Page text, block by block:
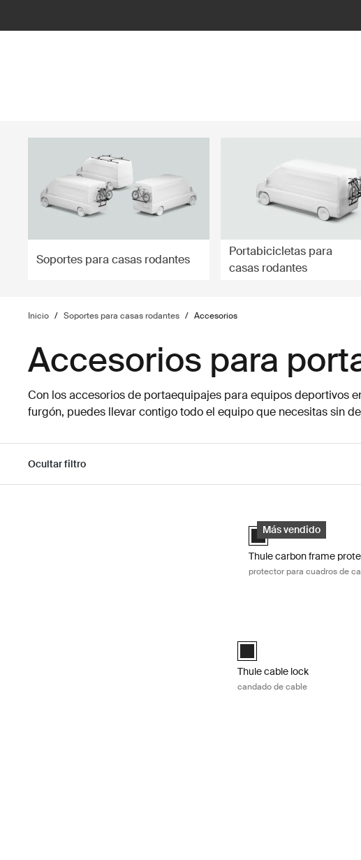
Soportes para casas rodantes
Portabicicletas para
casas rodantes
Inicio / Soportes para casas rodantes / Accesorios
Accesorios para
Con los accesorios de portaequipajes para equipos deportivos
furgón, puedes llevar contigo todo el equipo que necesitas sin
Ocultar filtro
Thule carbon frame
Más vendido
Thule carbon frame
Thule carbon frame
protector para cuadros de
Thule cable lock Negro
Thule cable lock
candado de cable